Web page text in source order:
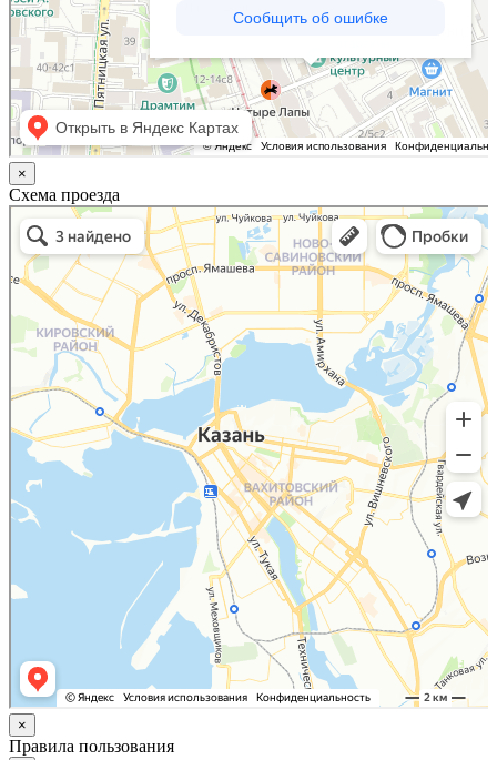
×
Схема проезда
Казань
Малый Татарский переулок, 8 на карте Москвы, ближайшее метро Новокузнецкая —
Яндекс.Карты
×
Правила пользования